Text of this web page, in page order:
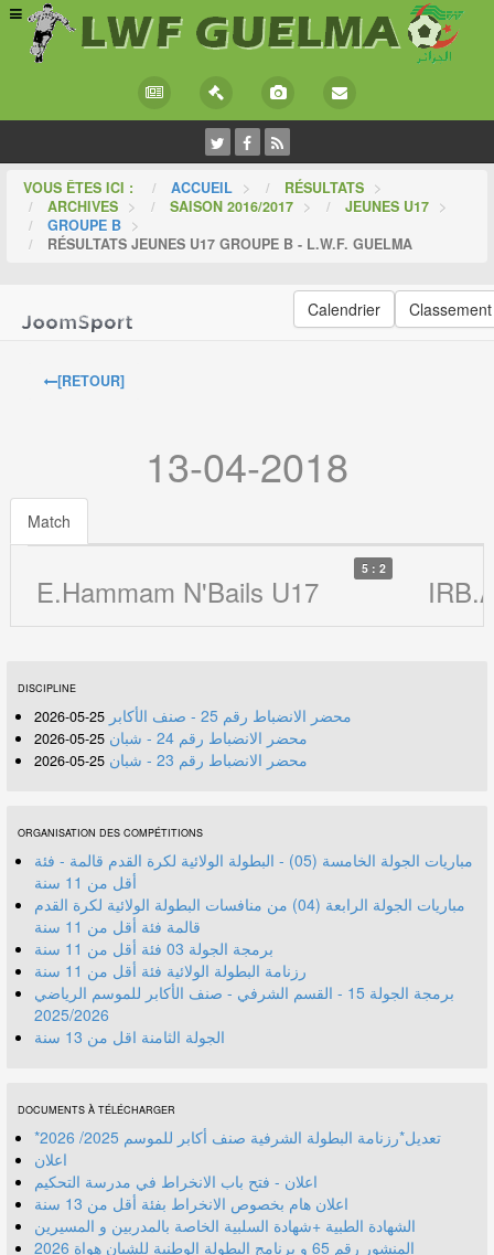
VOUS ÊTES ICI : ACCUEIL > RÉSULTATS >
ARCHIVES > SAISON 2016/2017 > JEUNES U17 >
GROUPE B >
RÉSULTATS JEUNES U17 GROUPE B - L.W.F. GUELMA
Calendrier Classement
[RETOUR]
13-04-2018
Match
E.Hammam N'Bails U17
5 : 2
DISCIPLINE
محضر الانضباط رقم 25 - صنف الأكابر 25-05-2026
محضر الانضباط رقم 24 - شبان 25-05-2026
محضر الانضباط رقم 23 - شبان 25-05-2026
ORGANISATION DES COMPÉTITIONS
مباريات الجولة الخامسة (05) - البطولة الولائية لكرة القدم قالمة - فئة
أقل من 11 سنة
مباريات الجولة الرابعة (04) من منافسات البطولة الولائية لكرة القدم
قالمة فئة أقل من 11 سنة
برمجة الجولة 03 فئة أقل من 11 سنة
رزنامة البطولة الولائية فئة أقل من 11 سنة
برمجة الجولة 15 - القسم الشرفي - صنف الأكابر للموسم الرياضي
2025/2026
الجولة الثامنة اقل من 13 سنة
DOCUMENTS À TÉLÉCHARGER
*تعديل*رزنامة البطولة الشرفية صنف أكابر للموسم 2025/ 2026
اعلان
اعلان - فتح باب الانخراط في مدرسة التحكيم
اعلان هام بخصوص الانخراط بفئة أقل من 13 سنة
الشهادة الطبية +شهادة السلبية الخاصة بالمدربين و المسيرين